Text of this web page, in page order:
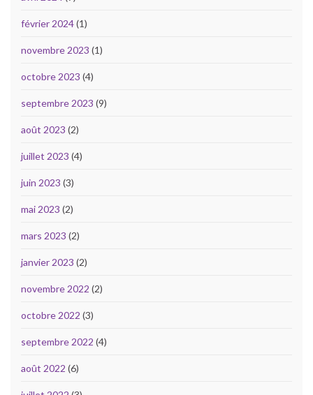
février 2024(1)
novembre 2023 (1)
octobre 2023 (4)
septembre 2023 (9)
août 2023 (2)
juillet 2023 (4)
juin 2023 (3)
mai 2023 (2)
mars 2023 (2)
janvier 2023 (2)
novembre 2022 (2)
octobre 2022 (3)
septembre 2022 (4)
août 2022 (6)